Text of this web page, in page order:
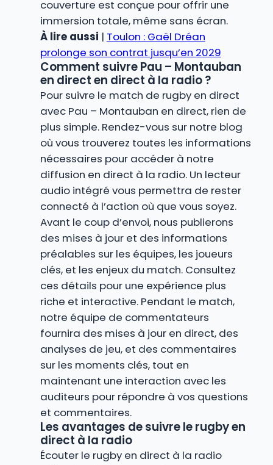
couverture est conçue pour offrir une
immersion totale, même sans écran.
À lire aussi | Toulon : Gaël Dréan
prolonge son contrat jusqu’en 2029
Comment suivre Pau – Montauban
en direct en direct à la radio ?
Pour suivre le match de rugby en direct
avec Pau – Montauban en direct, rien de
plus simple. Rendez-vous sur notre blog
où vous trouverez toutes les informations
nécessaires pour accéder à notre
diffusion en direct à la radio. Un lecteur
audio intégré vous permettra de rester
connecté à l’action où que vous soyez.
Avant le coup d’envoi, nous publierons
des mises à jour et des informations
préalables sur les équipes, les joueurs
clés, et les enjeux du match. Consultez
ces détails pour une expérience plus
riche et interactive. Pendant le match,
notre équipe de commentateurs
fournira des mises à jour en direct, des
analyses de jeu, et des commentaires
sur les moments clés, tout en
maintenant une interaction avec les
auditeurs pour répondre à vos questions
et commentaires.
Les avantages de suivre le rugby en
direct à la radio
Écouter le rugby en direct à la radio